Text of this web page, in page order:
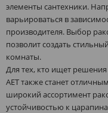
элементы сантехники.
варьироваться в
производителя. Выбор
позволит создать
комнаты.
Для тех, кто ищет решения
AET также станет
широкий ассортимент
устойчивостью к